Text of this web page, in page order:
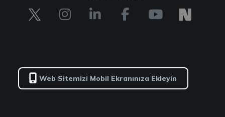
Web Sitemizi Mobil Ekranınıza Ekleyin